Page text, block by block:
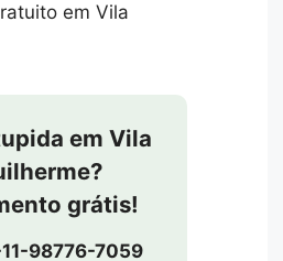
em Vila
em Vila
grátis!
11-98776-7059